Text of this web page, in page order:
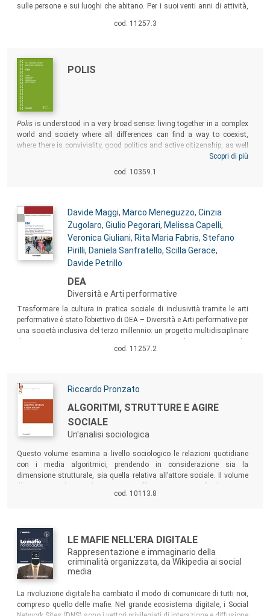
sulle persone e sui luoghi che abitano. Per i suoi venti anni di attività,
analizzare i punti di forza di questa molteplice attività, leggendola nel
cod. 11257.3
Autori:
Titolo:
POLIS
Sommario:
Polis is understood in a very broad sense: living together in a complex
world and society where all differences can find a way to coexist,
where there is conviviality, good politics and active citizenship, as well
as personal and shared responsibility arising from concern for the
common good. Ecology and arts based research can provide a
Scopri di più
cod. 10359.1
Autori:
Davide Maggi, Marco Meneguzzo, Cinzia
Zugolaro, Giulio Pegorari, Melissa Capelli,
Veronica Giuliani, Rita Maria Fabris, Stefano
Pirilli, Daniela Sanfratello, Scilla Gerace,
Davide Petrillo
Titolo:
DEA
Diversità e Arti performative
Sommario:
Trasformare la cultura in pratica sociale di inclusività tramite le arti
performative è stato l’obiettivo di DEA – Diversità e Arti performative per
una società inclusiva del terzo millennio: un progetto multidisciplinare
promuove azioni a favore delle persone con limitazioni dell’autonomia,
cod. 11257.2
Autori:
Riccardo Pronzato
Titolo:
ALGORITMI, STRUTTURE E AGIRE
SOCIALE
Un'analisi sociologica
Questo volume esamina a livello sociologico le relazioni quotidiane
con i media algoritmici, prendendo in considerazione sia la
dimensione strutturale, sia quella relativa all’attore sociale. Il volume
comprensione critica delle tecnologie e per lo sviluppo di attività che
cod. 10113.8
Autori:
Titolo:
LE MAFIE NELL'ERA DIGITALE
Rappresentazione e immaginario della
criminalità organizzata, da Wikipedia ai social
media
Sommario:
La rivoluzione digitale ha cambiato il modo di comunicare di tutti noi,
compreso quello delle mafie. Nel grande ecosistema digitale, i Social